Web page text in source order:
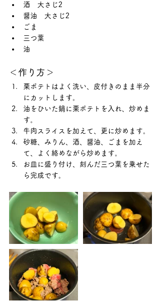
酒　大さじ2
醤油　大さじ2
ごま
三つ葉
油
＜作り方＞
栗ポテトはよく洗い、皮付きのまま半分
にカットします。
油をひいた鍋に栗ポテトを入れ、炒めま
す。
牛肉スライスを加えて、更に炒めます。
砂糖、みりん、酒、醤油、ごまを加え
て、よく絡めながら炒めます。
お皿に盛り付け、刻んだ三つ葉を乗せた
ら完成です。